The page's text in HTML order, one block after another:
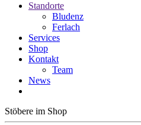
Standorte
Bludenz
Ferlach
Services
Shop
Kontakt
Team
News
Stöbere im Shop